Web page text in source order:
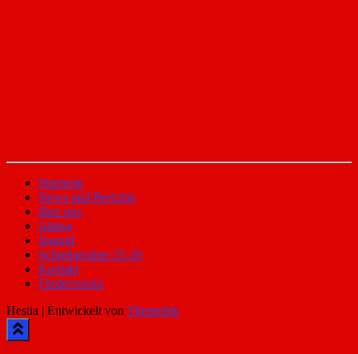
Startseite
News und Berichte
über uns
Aktive
Jugend
Schiedsrichter 25-26
Kontakt
Förderverein
Hestia | Entwickelt von ThemeIsle